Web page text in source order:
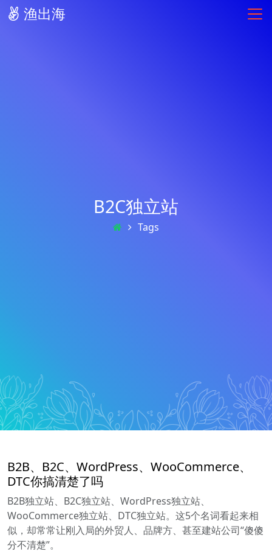
渔出海
B2C独立站
Tags
B2B、B2C、WordPress、WooCommerce、
DTC你搞清楚了吗
B2B独立站、B2C独立站、WordPress独立站、
WooCommerce独立站、DTC独立站。这5个名词看起来相
似，却常常让刚入局的外贸人、品牌方、甚至建站公司“傻傻
分不清楚”。